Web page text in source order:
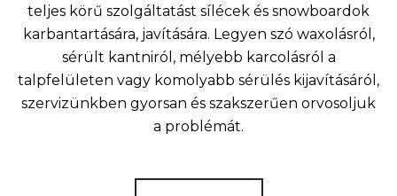
teljes körű szolgáltatást sílécek és snowboardok
karbantartására, javítására. Legyen szó waxolásról,
sérült kantniról, mélyebb karcolásról a
talpfelületen vagy komolyabb sérülés kijavításáról,
szervizünkben gyorsan és szakszerűen orvosoljuk
a problémát.